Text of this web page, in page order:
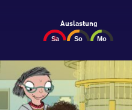
Auslastung